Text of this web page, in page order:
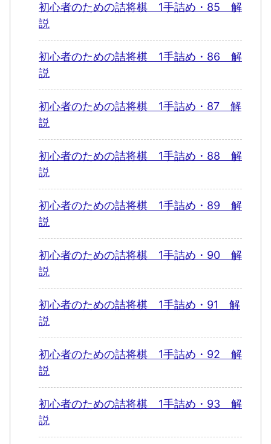
初心者のための詰将棋 1手詰め・85 解
説
初心者のための詰将棋 1手詰め・86 解
説
初心者のための詰将棋 1手詰め・87 解
説
初心者のための詰将棋 1手詰め・88 解
説
初心者のための詰将棋 1手詰め・89 解
説
初心者のための詰将棋 1手詰め・90 解
説
初心者のための詰将棋 1手詰め・91 解
説
初心者のための詰将棋 1手詰め・92 解
説
初心者のための詰将棋 1手詰め・93 解
説